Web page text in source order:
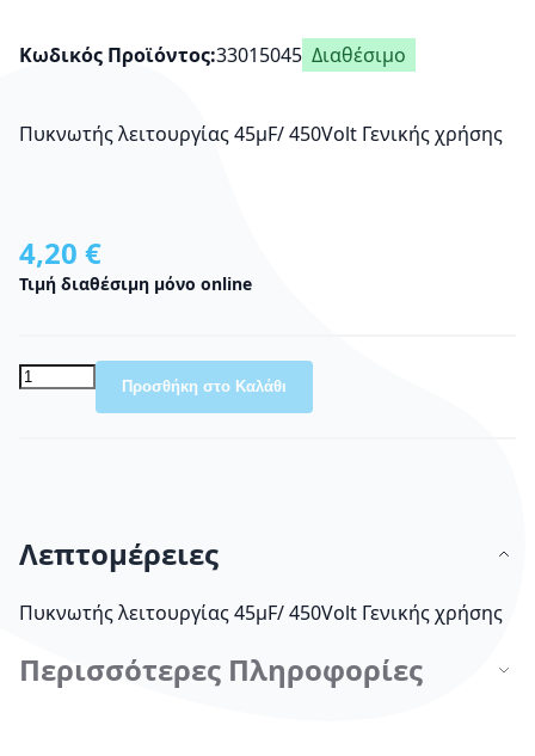
Κωδικός Προϊόντος 33015045 Διαθέσιμο
Πυκνωτής λειτουργίας 45μF/ 450Volt Γενικής χρήσης
4,20 €
Τιμή διαθέσιμη μόνο online
Προσθήκη στο Καλάθι
Λεπτομέρειες
Πυκνωτής λειτουργίας 45μF/ 450Volt Γενικής χρήσης
Περισσότερες Πληροφορίες